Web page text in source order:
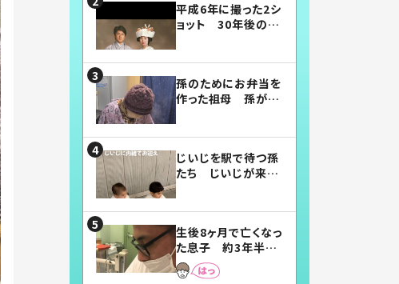
平成6年に撮った2シ
ョット 30年後の姿
孫のためにお弁当を
作った祖母 孫が絶
じいじを駅で待つ孫
たち じいじが来た
まらない」「幸せにな
れる」
生後8ヶ月で亡くなっ
た息子 約3年半
後、当時の妻の日記
に書いてあった本音